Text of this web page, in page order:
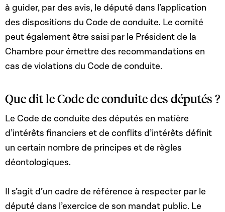
à guider, par des avis, le député dans l’application
des dispositions du Code de conduite. Le comité
peut également être saisi par le Président de la
Chambre pour émettre des recommandations en
cas de violations du Code de conduite.
Que dit le Code de conduite des députés ?
Le Code de conduite des députés en matière
d’intérêts financiers et de conflits d’intérêts définit
un certain nombre de principes et de règles
déontologiques.
Il s’agit d’un cadre de référence à respecter par le
député dans l’exercice de son mandat public. Le